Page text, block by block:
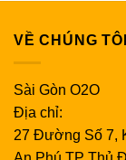
VỀ CHÚNG TÔI
Sài Gòn O2O
Địa chỉ:
27 Đường Số 7,